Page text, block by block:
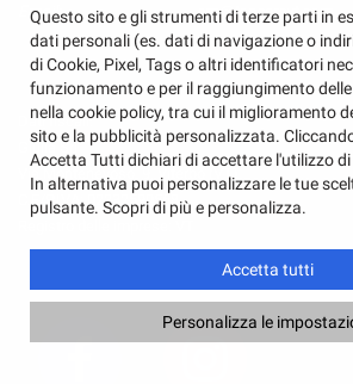
Email:
em@topcarsvt.com
Indicazioni stradali
Dati fiscali:
Giulia Srl
Via Montenevoso, 9, Viterbo (VT)
C.F/P.IVA: 02232590568
Questo sito e gli strumenti di terze parti in
dati personali (es. dati di navigazione o
di Cookie, Pixel, Tags o altri identificatori
funzionamento e per il raggiungimento
nella cookie policy, tra cui il miglioramento
sito e la pubblicità personalizzata.
Accetta Tutti dichiari di accettare l'utilizzo
In alternativa puoi personalizzare le tue
pulsante. Scopri di più e personalizza.
Accetta tutti
Personalizza le